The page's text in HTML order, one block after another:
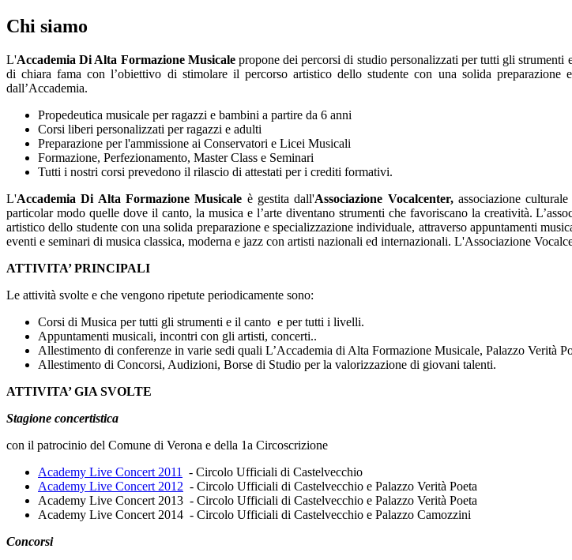
Chi siamo
L'Accademia Di Alta Formazione Musicalepropone dei percorsi di studio personalizzati per tutti gli
di chiara fama con l’obiettivo di stimolare il percorso artistico dello studente con una solida preparazione
dall’Accademia.
Propedeutica musicale per ragazzi e bambini a partire da 6 anni
Corsi liberi personalizzati per ragazzi e adulti
Preparazione per l'ammissione ai Conservatori e Licei Musicali
Formazione, Perfezionamento, Master Class e Seminari
Tutti i nostri corsi prevedono il rilascio di attestati per i crediti formativi.
L'Accademia Di Alta Formazione Musicale è gestita dall'Associazione Vocalcenter,associazione
particolar modo quelle dove il canto, la musica e l’arte diventano strumenti che favoriscano la creatività.
artistico dello studente con una solida preparazione e specializzazione individuale, attraverso appuntamenti
eventi e seminari di musica classica, moderna e jazz con artisti nazionali ed internazionali. L'Associazione
ATTIVITA’ PRINCIPALI
Le attività svolte e che vengono ripetute periodicamente sono:
Corsi di Musica per tutti gli strumenti e il canto e per tutti i livelli.
Appuntamenti musicali, incontri con gli artisti, concerti..
Allestimento di conferenze in varie sedi quali L’Accademia di Alta Formazione Musicale, Palazzo
Allestimento di Concorsi, Audizioni, Borse di Studio per la valorizzazione di giovani talenti.
ATTIVITA’ GIA SVOLTE
Stagione concertistica
con il patrocinio del Comune di Verona e della 1a Circoscrizione
Academy Live Concert 2011
- Circolo Ufficiali di Castelvecchio
Academy Live Concert 2012 - Circolo Ufficiali di Castelvecchio e Palazzo Verità Poeta
Academy Live Concert 2013 - Circolo Ufficiali di Castelvecchio e Palazzo Verità Poeta
Academy Live Concert 2014 - Circolo Ufficiali di Castelvecchio e Palazzo Camozzini
Concorsi